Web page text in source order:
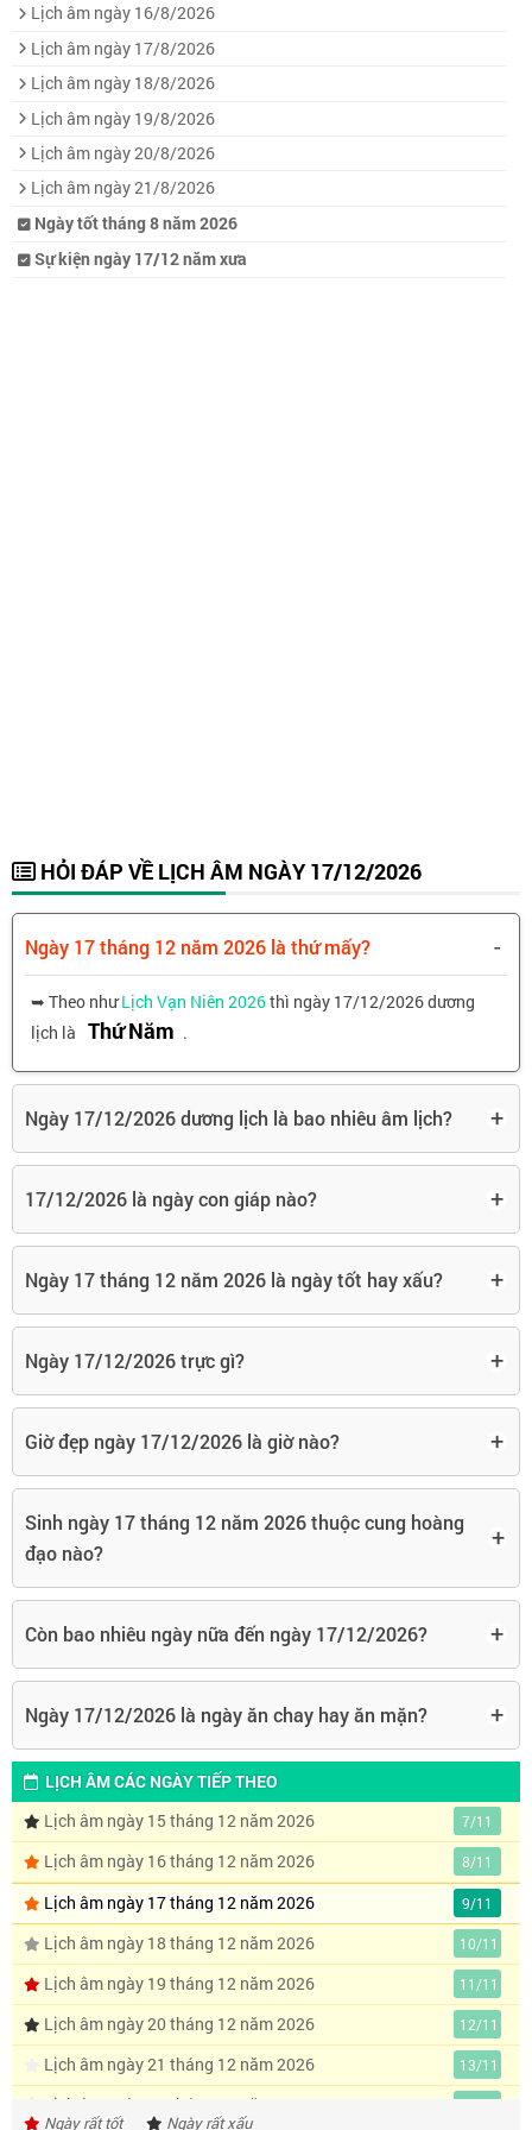
Lịch âm ngày 16/8/2026
Lịch âm ngày 17/8/2026
Lịch âm ngày 18/8/2026
Lịch âm ngày 19/8/2026
Lịch âm ngày 20/8/2026
Lịch âm ngày 21/8/2026
Ngày tốt tháng 8 năm 2026
Sự kiện ngày 17/12 năm xưa
HỎI ĐÁP VỀ LỊCH ÂM NGÀY 17/12/2026
Ngày 17 tháng 12 năm 2026 là thứ mấy? -
➥ Theo nhưLịch Vạn Niên 2026thì ngày 17/12/2026 dương
lịch là Thứ Năm .
Ngày 17/12/2026 dương lịch là bao nhiêu âm lịch? +
17/12/2026 là ngày con giáp nào? +
Ngày 17 tháng 12 năm 2026 là ngày tốt hay xấu? +
Ngày 17/12/2026 trực gì? +
Giờ đẹp ngày 17/12/2026 là giờ nào? +
Sinh ngày 17 tháng 12 năm 2026 thuộc cung hoàng
đạo nào?
+
Còn bao nhiêu ngày nữa đến ngày 17/12/2026? +
Ngày 17/12/2026 là ngày ăn chay hay ăn mặn? +
LỊCH ÂM CÁC NGÀY TIẾP THEO
Lịch âm ngày 15 tháng 12 năm 2026
7/11
Lịch âm ngày 16 tháng 12 năm 2026 8/11
Lịch âm ngày 17 tháng 12 năm 2026 9/11
Lịch âm ngày 18 tháng 12 năm 2026 10/11
Lịch âm ngày 19 tháng 12 năm 2026 11/11
Lịch âm ngày 20 tháng 12 năm 2026 12/11
Lịch âm ngày 21 tháng 12 năm 2026 13/11
Lịch âm ngày 22 tháng 12 năm 2026 14/11
Ngày rất tốt Ngày rất xấu